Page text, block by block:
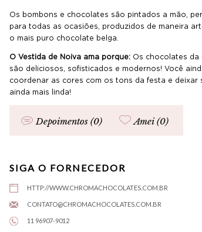
Os bombons e chocolates são pintados a mão,
para todas as ocasiões, produzidos de maneira
o mais puro chocolate belga.
O Vestida de Noiva ama porque: Os chocolates da
são deliciosos, sofisticados e modernos! Você
coordenar as cores com os tons da festa e deixar
ainda mais linda!
Depoimentos (0) Amei (0)
SIGA O FORNECEDOR
HTTP://WWW.CHROMACHOCOLATES.COM.BR
CONTATO@CHROMACHOCOLATES.COM.BR
11 96907-9012